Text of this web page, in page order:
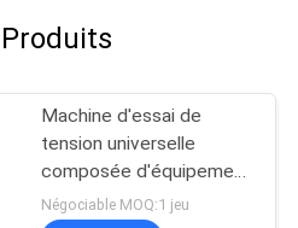
Machine d'essai de
tension universelle
composée d'équipement
d'essai d'adhérence
Négociable MOQ:1 jeu